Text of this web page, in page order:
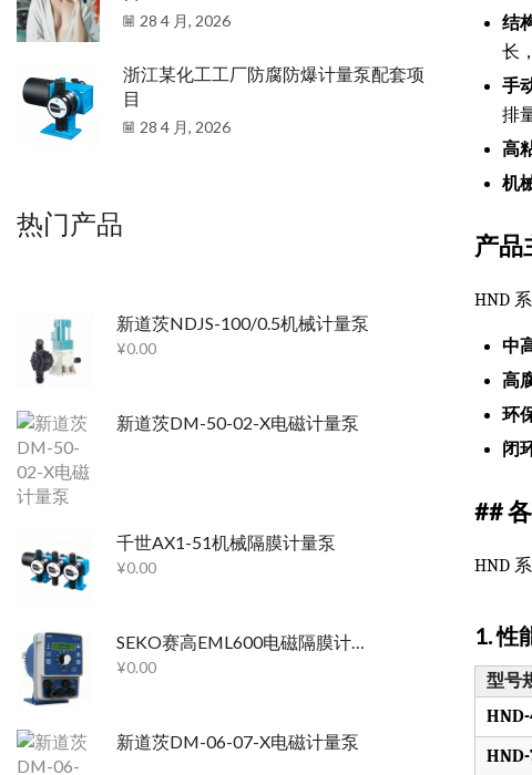
28 4 月, 2026
浙江某化工工厂防腐防爆计量泵配套项
目
28 4 月, 2026
热门产品
新道茨NDJS-100/0.5机械计量泵
¥0.00
新道茨DM-50-02-X电磁计量泵
千世AX1-51机械隔膜计量泵
¥0.00
SEKO赛高EML600电磁隔膜计量泵
¥0.00
新道茨DM-06-07-X电磁计量泵
结
长
手
排
高
机
产品
HND
中
高
环
闭
##
HND
1. 性
型号